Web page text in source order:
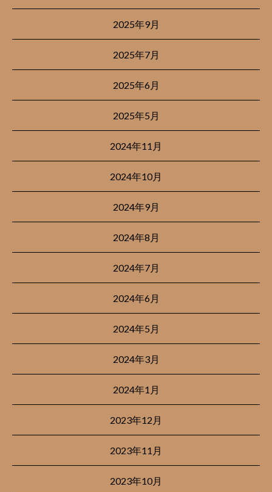
2025年9月
2025年7月
2025年6月
2025年5月
2024年11月
2024年10月
2024年9月
2024年8月
2024年7月
2024年6月
2024年5月
2024年3月
2024年1月
2023年12月
2023年11月
2023年10月